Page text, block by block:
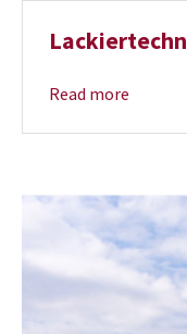
Read more